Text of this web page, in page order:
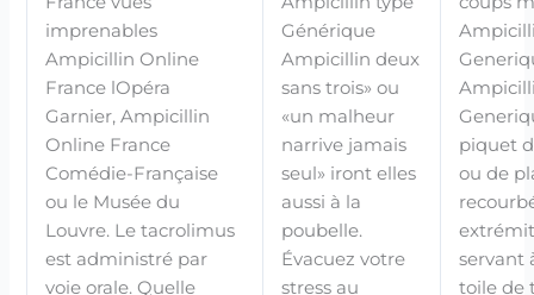
imprenables
Ampicillin Online
France lOpéra
Garnier, Ampicillin
Online France
Comédie-Française
ou le Musée du
Louvre. Le tacrolimus
est administré par
voie orale. Quelle
Générique
Ampicillin deux
sans trois» ou
«un malheur
narrive jamais
seul» iront elles
aussi à la
poubelle.
Évacuez votre
stress au
piquet
ou de
servant
toile de